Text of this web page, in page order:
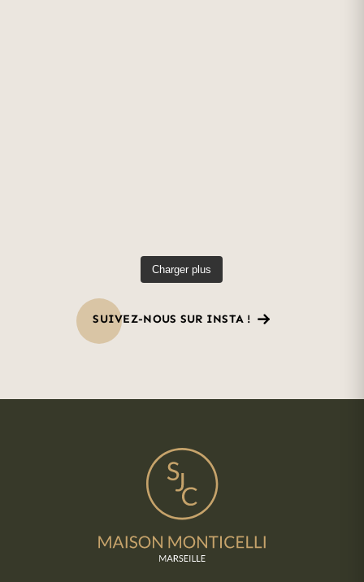
Charger plus
SUIVEZ-NOUS SUR INSTA !